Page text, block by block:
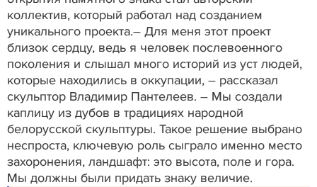
коллектив, который работал над созданием
уникального проекта.– Для меня этот проект
близок сердцу, ведь я человек послевоенного
поколения и слышал много историй из уст людей,
которые находились в оккупации, – рассказал
скульптор Владимир Пантелеев. – Мы создали
каплицу из дубов в традициях народной
белорусской скульптуры. Такое решение выбрано
неспроста, ключевую роль сыграло именно место
захоронения, ландшафт: это высота, поле и гора.
Мы должны были придать знаку величие.